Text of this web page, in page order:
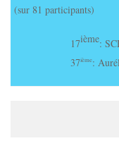
(sur 81 participants)
17ième:
37ième: